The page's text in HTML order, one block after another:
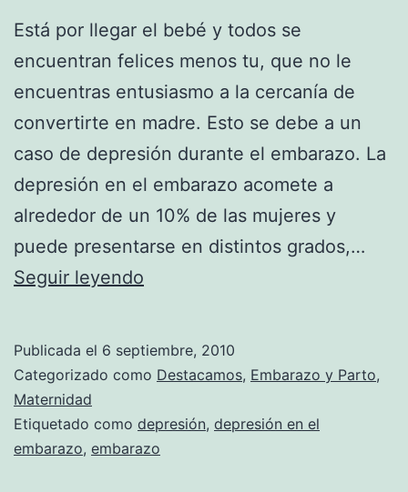
Está por llegar el bebé y todos se
encuentran felices menos tu, que no le
encuentras entusiasmo a la cercanía de
convertirte en madre. Esto se debe a un
caso de depresión durante el embarazo. La
depresión en el embarazo acomete a
alrededor de un 10% de las mujeres y
puede presentarse en distintos grados,…
Seguir leyendo
el
Publicada el 6 septiembre, 2010
Categorizado como Destacamos, Embarazo y Parto,
Maternidad
Etiquetado como depresión, depresión en el
embarazo, embarazo